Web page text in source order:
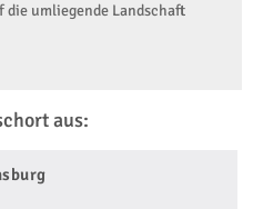
die umliegende Landschaft
aus: